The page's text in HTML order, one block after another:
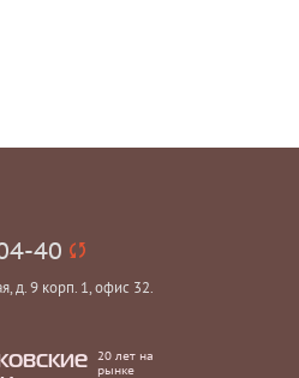
40
д. 9 корп. 1, офис 32.
20 лет на
рынке